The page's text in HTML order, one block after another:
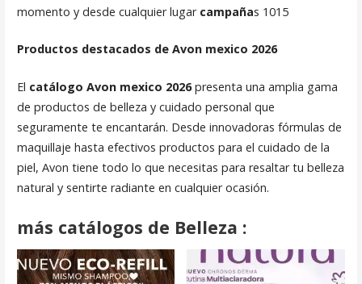
momento y desde cualquier lugar campañas 1015
Productos destacados de Avon mexico 2026
El catálogo Avon mexico 2026presenta una amplia gama
de productos de belleza y cuidado personal que
seguramente te encantarán. Desde innovadoras fórmulas de
maquillaje hasta efectivos productos para el cuidado de la
piel, Avon tiene todo lo que necesitas para resaltar tu belleza
natural y sentirte radiante en cualquier ocasión.
más catálogos de Belleza :